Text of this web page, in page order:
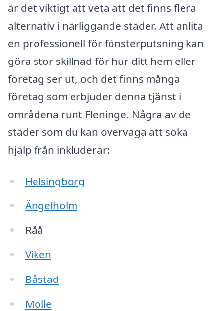
är det viktigt att veta att det finns flera
alternativ i närliggande städer. Att anlita
en professionell för fönsterputsning kan
göra stor skillnad för hur ditt hem eller
företag ser ut, och det finns många
företag som erbjuder denna tjänst i
områdena runt Fleninge. Några av de
städer som du kan överväga att söka
hjälp från inkluderar:
Helsingborg
Ängelholm
Råå
Viken
Båstad
Mölle